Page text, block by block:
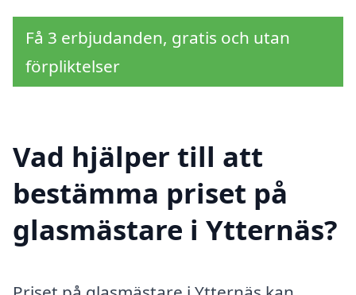
Få 3 erbjudanden, gratis och utan
förpliktelser
Vad hjälper till att
bestämma priset på
glasmästare i Ytternäs?